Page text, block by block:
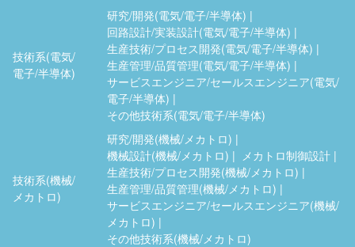
技術系(電気/
電子/半導体)
研究/開発(電気/電子/半導体)
回路設計/実装設計(電気/電子/半導体)
生産技術/プロセス開発(電気/電子/半導体)
生産管理/品質管理(電気/電子/半導体)
サービスエンジニア/セールスエンジニア(電気/
電子/半導体)
その他技術系(電気/電子/半導体)
技術系(機械/
メカトロ)
研究/開発(機械/メカトロ)
機械設計(機械/メカトロ)
メカトロ制御設計
生産技術/プロセス開発(機械/メカトロ)
生産管理/品質管理(機械/メカトロ)
サービスエンジニア/セールスエンジニア(機械/
メカトロ)
その他技術系(機械/メカトロ)